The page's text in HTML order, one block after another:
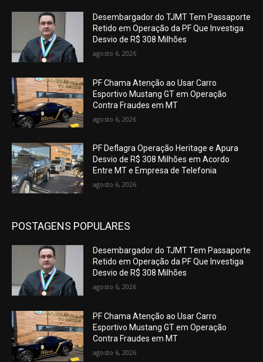
Desembargador do TJMT Tem Passaporte
Retido em Operação da PF Que Investiga
Desvio de R$ 308 Milhões
agosto 6, 2026
PF Chama Atenção ao Usar Carro
Esportivo Mustang GT em Operação
Contra Fraudes em MT
agosto 6, 2026
PF Deflagra Operação Heritage e Apura
Desvio de R$ 308 Milhões em Acordo
Entre MT e Empresa de Telefonia
agosto 6, 2026
POSTAGENS POPULARES
Desembargador do TJMT Tem Passaporte
Retido em Operação da PF Que Investiga
Desvio de R$ 308 Milhões
agosto 6, 2026
PF Chama Atenção ao Usar Carro
Esportivo Mustang GT em Operação
Contra Fraudes em MT
agosto 6, 2026